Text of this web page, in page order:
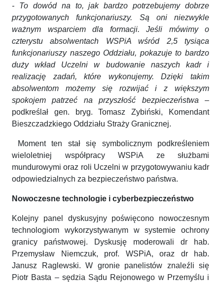
- To dowód na to, jak bardzo potrzebujemy dobrze
przygotowanych funkcjonariuszy. Są oni niezwykle
ważnym wsparciem dla formacji. Jeśli mówimy o
czterystu absolwentach WSPiA wśród 2,5 tysiąca
funkcjonariuszy naszego Oddziału, pokazuje to bardzo
duży wkład Uczelni w budowanie naszych kadr i
realizację zadań, które wykonujemy. Dzięki takim
absolwentom możemy się rozwijać i z większym
spokojem patrzeć na przyszłość bezpieczeństwa –
podkreślał gen. bryg. Tomasz Zybiński, Komendant
Bieszczadzkiego Oddziału Straży Granicznej.
Moment ten stał się symbolicznym podkreśleniem
wieloletniej współpracy WSPiA ze służbami
mundurowymi oraz roli Uczelni w przygotowywaniu kadr
odpowiedzialnych za bezpieczeństwo państwa.
Nowoczesne technologie i cyberbezpieczeństwo
Kolejny panel dyskusyjny poświęcono nowoczesnym
technologiom wykorzystywanym w systemie ochrony
granicy państwowej. Dyskusję moderowali dr hab.
Przemysław Niemczuk, prof. WSPiA, oraz dr hab.
Janusz Raglewski. W gronie panelistów znaleźli się
Piotr Basta – sędzia Sądu Rejonowego w Przemyślu i